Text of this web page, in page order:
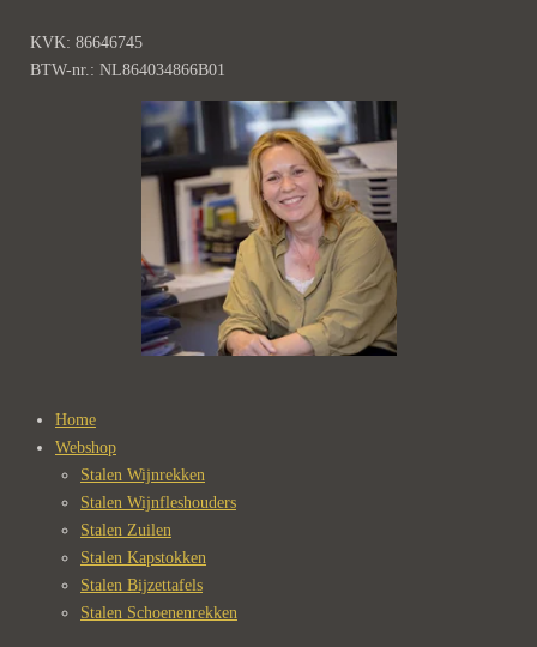
KVK: 86646745
BTW-nr.: NL864034866B01
Home
Webshop
Stalen Wijnrekken
Stalen Wijnfleshouders
Stalen Zuilen
Stalen Kapstokken
Stalen Bijzettafels
Stalen Schoenenrekken